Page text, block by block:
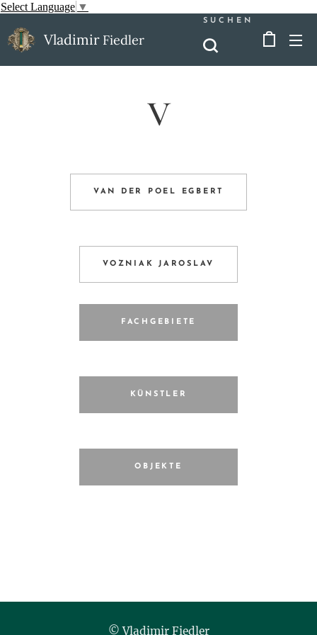
Select Language ▼
Vladimir Fiedler
SUCHEN
V
VAN DER POEL EGBERT
VOZNIAK JAROSLAV
FACHGEBIETE
KÜNSTLER
OBJEKTE
© Vladimir Fiedler